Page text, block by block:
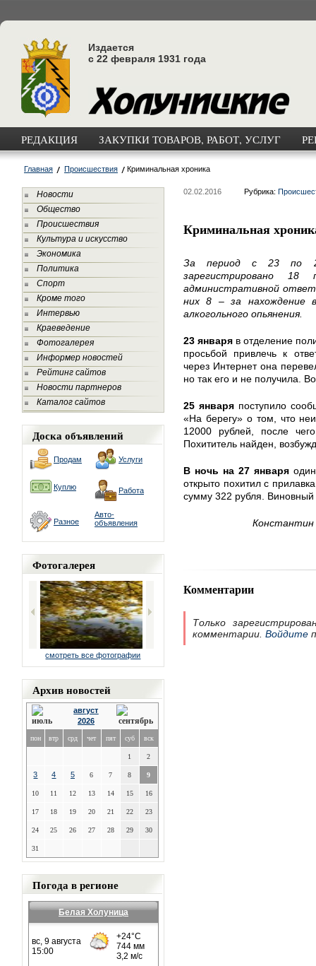
Издается
с 22 февраля 1931 года
РЕДАКЦИЯ ЗАКУПКИ ТОВАРОВ, РАБОТ, УСЛУГ
Главная Происшествия Криминальная хроника
Новости
Общество
Происшествия
Культура и искусство
Экономика
Политика
Спорт
Кроме того
Интервью
Краеведение
Фотогалерея
Информер новостей
Рейтинг сайтов
Новости партнеров
Каталог сайтов
Доска объявлений
Продам Услуги
Куплю Работа
Разное
Авто-
объявления
Фотогалерея
смотреть все фотографии
Архив новостей
август
2026
пон втр срд чет пят суб вск
1 2
3 4 5 6 7 8 9
10 11 12 13 14 15 16
17 18 19 20 21 22 23
24 25 26 27 28 29 30
31
Погода в регионе
Белая Холуница
02.02.2016 Рубрика:
Криминальная
За период с 23 по
зарегистрировано
административной
них 8 – за нахождение
алкогольного опьянения.
23 января в отделение
просьбой привлечь к
через Интернет она
но так его и не получила.
25 января поступило
«На берегу» о том, что
12000 рублей, после
Похититель найден,
В ночь на 27 января
открыто похитил с
сумму 322 рубля. Виновный
Константин
Комментарии
Только
комментарии. Войдите